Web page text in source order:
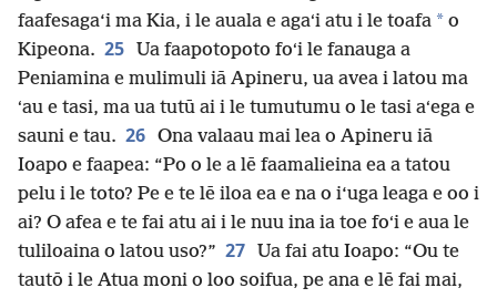
faafesaga‘i ma Kia, i le auala e agaʻi atu i le toafa * o
Kipeona. 25
Ua faapotopoto foʻi le fanauga a
Peniamina e mulimuli iā Apineru, ua avea i latou ma
ʻau e tasi, ma ua tutū ai i le tumutumu o le tasi aʻega e
sauni e tau. 26 Ona valaau mai lea o Apineru iā
Ioapo e faapea: “Po o le a lē faamalieina ea a tatou
pelu i le toto? Pe e te lē iloa ea e na o i‘uga leaga e oo i
ai? O afea e te fai atu ai i le nuu ina ia toe foʻi e aua le
tuliloaina o latou uso?” 27
Ua fai atu Ioapo: “Ou te
tautō i le Atua moni o loo soifua, pe ana e lē fai mai,